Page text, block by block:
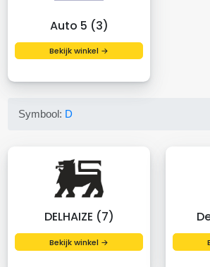
Auto 5 (3)
Bekijk winkel →
Symbool: D
DELHAIZE (7)
Bekijk winkel →